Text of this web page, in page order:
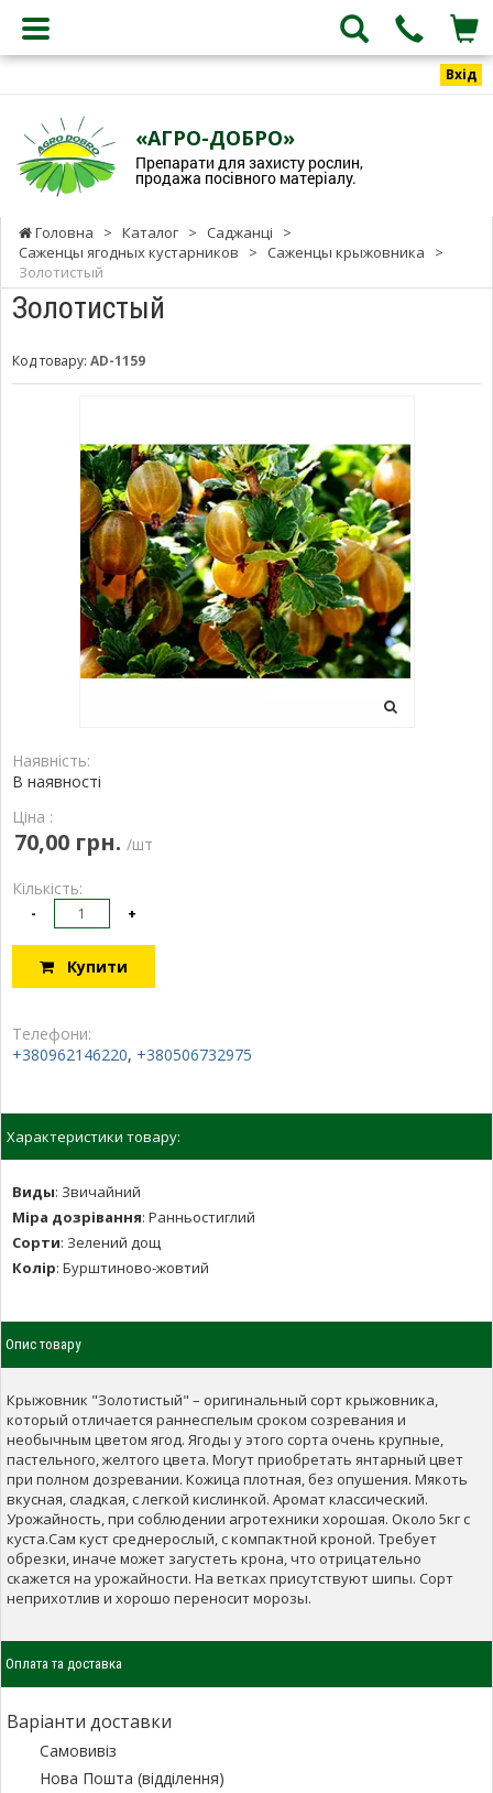
Вхід
«АГРО-ДОБРО»
Препарати для захисту рослин,
продажа посівного матеріалу.
Головна > Каталог > Саджанці
>
Саженцы ягодных кустарников
> Саженцы крыжовника
>
Золотистый
Золотистый
Код товару: AD-1159
Наявність:
В наявності
Ціна :
70,00 грн. /шт
Кількість:
- +
Купити
Телефони:
+380962146220, +380506732975
Характеристики товару:
Виды: Звичайний
Міра дозрівання: Ранньостиглий
Сорти: Зелений дощ
Колір: Бурштиново-жовтий
Опис товару
Крыжовник "Золотистый" – оригинальный сорт крыжовника,
который отличается раннеспелым сроком созревания и
необычным цветом ягод. Ягоды у этого сорта очень крупные,
пастельного, желтого цвета. Могут приобретать янтарный цвет
при полном дозревании. Кожица плотная, без опушения. Мякоть
вкусная, сладкая, с легкой кислинкой. Аромат классический.
Урожайность, при соблюдении агротехники хорошая. Около 5кг с
куста.Сам куст среднерослый, с компактной кроной. Требует
обрезки, иначе может загустеть крона, что отрицательно
скажется на урожайности. На ветках присутствуют шипы. Сорт
неприхотлив и хорошо переносит морозы.
Оплата та доставка
Варіанти доставки
Самовивіз
Нова Пошта (відділення)